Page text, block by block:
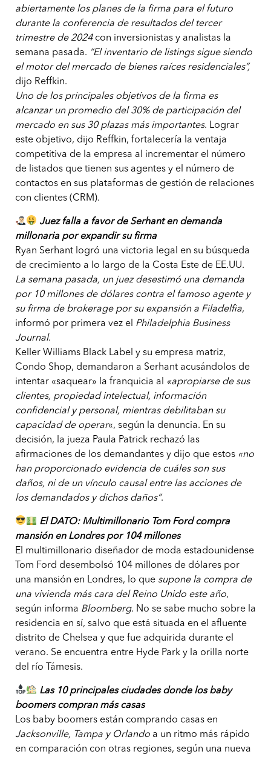
abiertamente los planes de la firma para el futuro
durante la conferencia de resultados del tercer
trimestre de 2024con inversionistas y analistas la
semana pasada. “El inventario de listings sigue siendo
el motor del mercado de bienes raíces residenciales”,
dijo Reffkin.
Uno de los principales objetivos de la firma es
alcanzar un promedio del 30% de participación del
mercado en sus 30 plazas más importantes. Lograr
este objetivo, dijo Reffkin, fortalecería la ventaja
competitiva de la empresa al incrementar el número
de listados que tienen sus agentes y el número de
contactos en sus plataformas de gestión de relaciones
con clientes (CRM).
Juez falla a favor de Serhant en demanda
millonaria por expandir su firma
Ryan Serhant logró una victoria legal en su búsqueda
de crecimiento a lo largo de la Costa Este de EE.UU.
La semana pasada, un juez desestimó una demanda
por 10 millones de dólares contra el famoso agente y
su firma de brokerage por su expansión a Filadelfia,
informó por primera vez el Philadelphia Business
Journal.
Keller Williams Black Label y su empresa matriz,
Condo Shop, demandaron a Serhant acusándolos de
intentar «saquear» la franquicia al
«apropiarse de sus
clientes, propiedad intelectual, información
confidencial y personal, mientras debilitaban su
capacidad de operar«, según la denuncia. En su
decisión, la jueza Paula Patrick rechazó las
afirmaciones de los demandantes y dijo que estos «no
han proporcionado evidencia de cuáles son sus
daños, ni de un vínculo causal entre las acciones de
los demandados y dichos daños”.
El DATO: Multimillonario Tom Ford compra
mansión en Londres por 104 millones
El multimillonario diseñador de moda estadounidense
Tom Ford desembolsó 104 millones de dólares por
una mansión en Londres, lo que supone la compra de
una vivienda más cara del Reino Unido este año,
según informa Bloomberg. No se sabe mucho sobre la
residencia en sí, salvo que está situada en el afluente
distrito de Chelsea y que fue adquirida durante el
verano. Se encuentra entre Hyde Park y la orilla norte
del río Támesis.
Las 10 principales ciudades donde los baby
boomers compran más casas
Los baby boomers están comprando casas en
Jacksonville, Tampa y Orlando a un ritmo más rápido
en comparación con otras regiones, según una nueva